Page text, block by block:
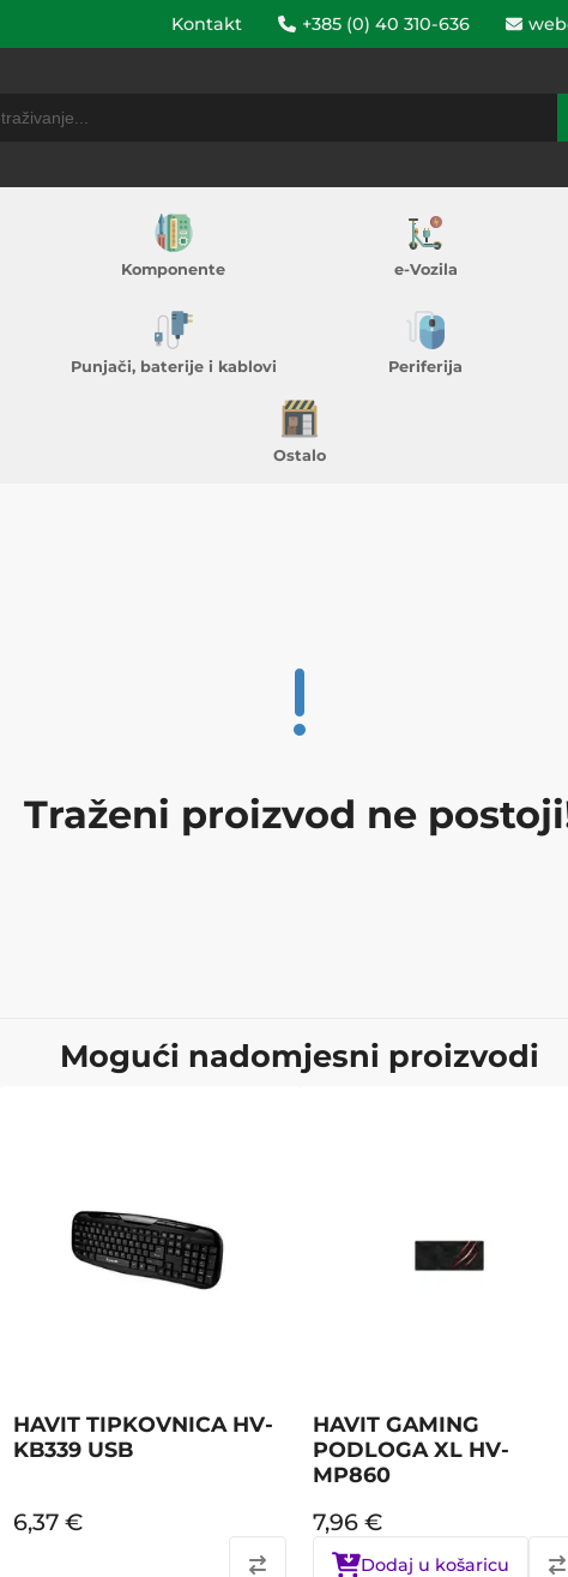
Kontakt +385 (0) 40 310-636
Komponente e-Vozila
Punjači, baterije i kablovi Periferija
Ostalo
Traženi proizvod ne
Mogući nadomjesni proizvodi
HAVIT TIPKOVNICA HV-
KB339 USB
6,37 €
HAVIT GAMING
PODLOGA XL HV-
MP860
7,96 €
Dodaj u košaricu